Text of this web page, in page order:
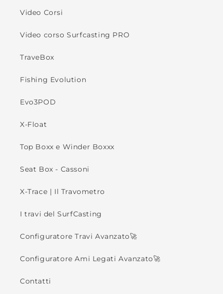
Video Corsi
Video corso Surfcasting PRO
TraveBox
Fishing Evolution
Evo3POD
X-Float
Top Boxx e Winder Boxxx
Seat Box - Cassoni
X-Trace | Il Travometro
I travi del SurfCasting
Configuratore Travi Avanzato🚀
Configuratore Ami Legati Avanzato🚀
Contatti